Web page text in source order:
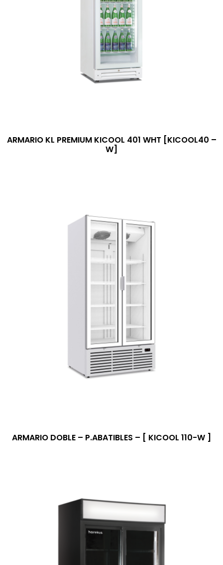
ARMARIO KL PREMIUM KICOOL 401 WHT [KICOOL40 –
W]
ARMARIO DOBLE – P.ABATIBLES – [ KICOOL 110-W ]